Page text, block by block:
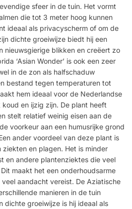
sfeer in de tuin. Het vormt
die tot 3 meter hoog kunnen
ideaal als privacyscherm of om de
dichte groeiwijze biedt hij een
nieuwsgierige blikken en creëert zo
‘Asian Wonder’ is ook een zeer
in de zon als halfschaduw
bestand tegen temperaturen tot
hem ideaal voor de Nederlandse
en ijzig zijn. De plant heeft
stelt relatief weinig eisen aan de
voorkeur aan een humusrijke grond
ander voordeel van deze plant is
en plagen. Het is minder
en andere plantenziektes die veel
maakt het een onderhoudsarme
aandacht vereist. De Aziatische
manieren in de tuin
dichte groeiwijze is hij ideaal als